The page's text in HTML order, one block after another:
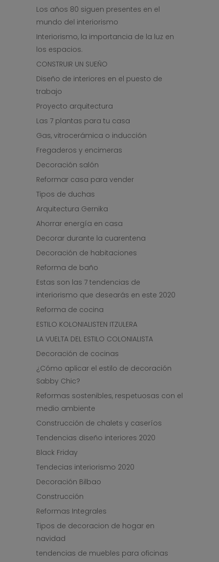
Los años 80 siguen presentes en el
mundo del interiorismo
Interiorismo, la importancia de la luz en
los espacios.
CONSTRUIR UN SUEÑO
Diseño de interiores en el puesto de
trabajo
Proyecto arquitectura
Las 7 plantas para tu casa
Gas, vitrocerámica o inducción
Fregaderos y encimeras
Decoración salón
Reformar casa para vender
Tipos de duchas
Arquitectura Gernika
Ahorrar energía en casa
Decorar durante la cuarentena
Decoración de habitaciones
Reforma de baño
Estas son las 7 tendencias de
interiorismo que desearás en este 2020
Reforma de cocina
ESTILO KOLONIALISTEN ITZULERA
LA VUELTA DEL ESTILO COLONIALISTA
Decoración de cocinas
¿Cómo aplicar el estilo de decoración
Sabby Chic?
Reformas sostenibles, respetuosas con el
medio ambiente
Construcción de chalets y caseríos
Tendencias diseño interiores 2020
Black Friday
Tendecias interiorismo 2020
Decoración Bilbao
Construcción
Reformas Integrales
Tipos de decoracion de hogar en
navidad
tendencias de muebles para oficinas